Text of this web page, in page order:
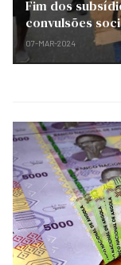
Fim dos
convulsões
07-MAR-2024